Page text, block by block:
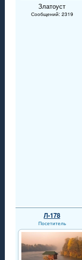
Златоуст
Сообщений: 2319
Л-178
Посетитель